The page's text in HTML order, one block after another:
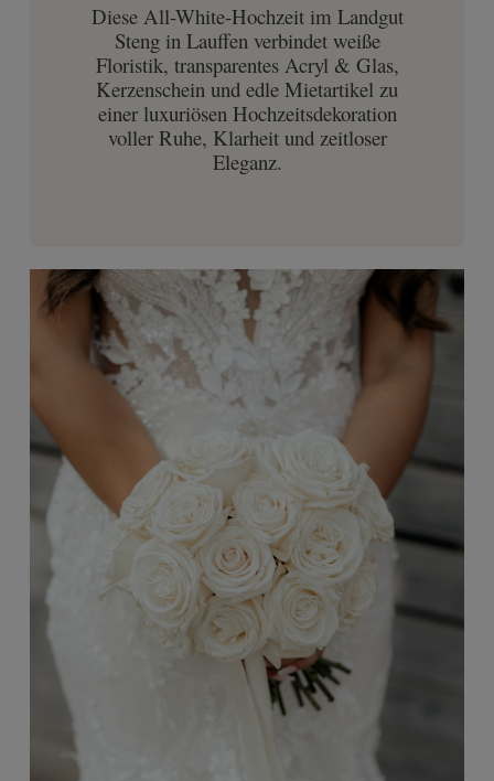
Diese All-White-Hochzeit im Landgut
Steng in Lauffen verbindet weiße
Floristik, transparentes Acryl & Glas,
Kerzenschein und edle Mietartikel zu
einer luxuriösen Hochzeitsdekoration
voller Ruhe, Klarheit und zeitloser
Eleganz.